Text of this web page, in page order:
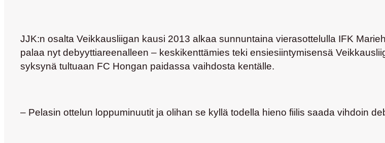
JJK:n osalta Veikkausliigan kausi 2013 alkaa sunnuntaina vierasottelulla IFK
palaa nyt debyyttiareenalleen – keskikenttämies teki ensiesiintymisensä
syksynä tultuaan FC Hongan paidassa vaihdosta kentälle.
– Pelasin ottelun loppuminuutit ja olihan se kyllä todella hieno fiilis saada vihdoin